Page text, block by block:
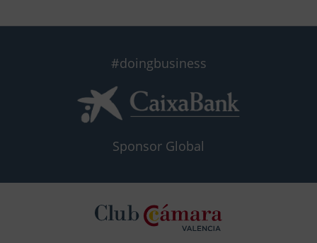
#doingbusiness
Sponsor Global